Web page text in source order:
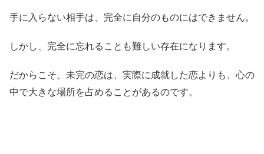
手に入らない相手は、完全に自分のものにはできません。
しかし、完全に忘れることも難しい存在になります。
だからこそ、未完の恋は、実際に成就した恋よりも、心の
中で大きな場所を占めることがあるのです。